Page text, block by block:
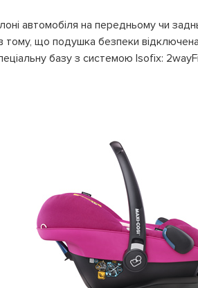
автомобіля на передньому чи
тому, що подушка безпеки
базу з системою Isofix: